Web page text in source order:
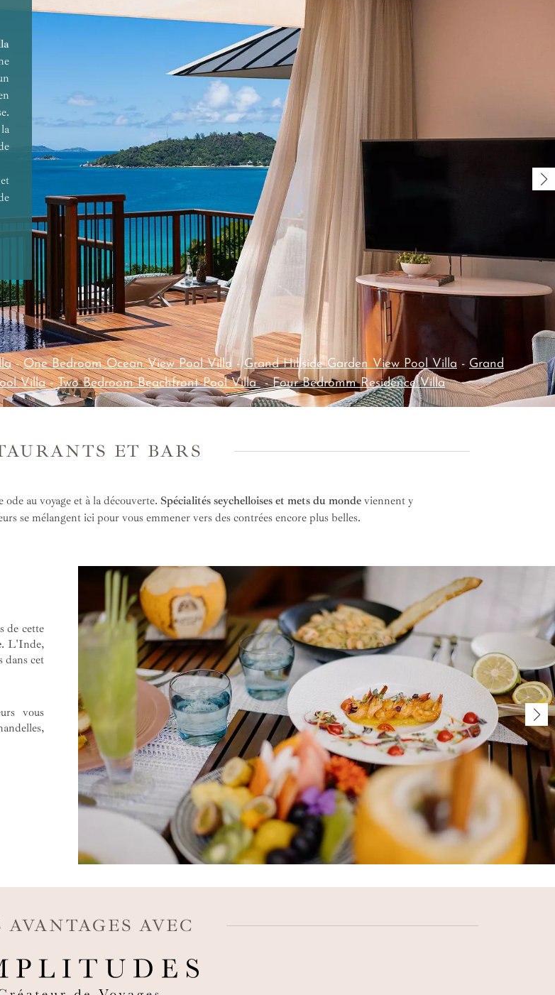
-One Bedroom Ocean View Pool Villa-Grand Hillside Garden View Pool Villa - Grand
Villa-Two Bedroom Beachfront Pool Villa-Four Bedromm Residence Villa
ET BARS
au voyage et à la découverte. Spécialités seychelloises et mets du monde viennent y
se mélangent ici pour vous emmener vers des contrées encore plus belles.
de cette
. L'Inde,
dans cet
vous
AVANTAGES AVEC